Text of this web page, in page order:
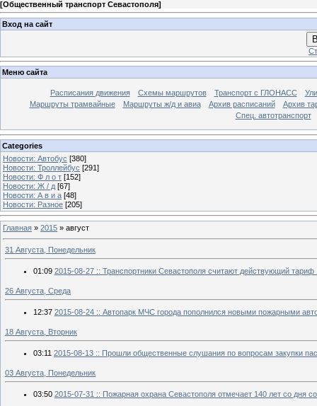
[Общественный транспорт Севастополя]
Вход на сайт
Меню сайта
Расписания движения Схемы маршрутов Транспорт с ГЛОНАСС
Маршруты трамвайные
Маршруты ж/д и авиа Архив расписаний
Архив
Спец. автотранспорт
Categories
Новости: Автобус [380]
Новости: Троллейбус [291]
Новости: Ф л о т [152]
Новости: Ж / д [67]
Новости: А в и а [48]
Новости: Разное [205]
Главная » 2015 » август
31 Августа, Понедельник
01:09 2015-08-27 :: Транспортники Севастополя считают действующий тариф
26 Августа, Среда
12:37 2015-08-24 :: Автопарк МЧС города пополнился новыми пожарными
18 Августа, Вторник
03:11 2015-08-13 :: Прошли общественные слушания по вопросам закупки
03 Августа, Понедельник
03:50 2015-07-31 :: Пожарная охрана Севастополя отмечает 140 лет со дня